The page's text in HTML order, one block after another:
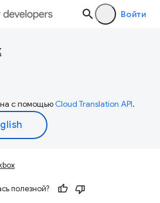
Войти
с помощьюCloud Translation API.
полезной?